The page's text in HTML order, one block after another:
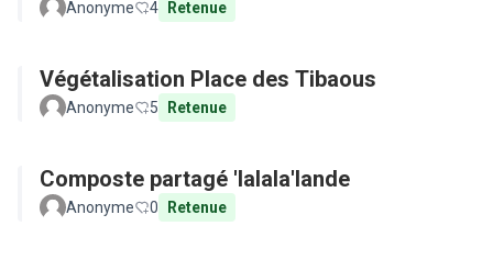
Anonyme 4 Retenue
Végétalisation Place des Tibaous
Anonyme 5 Retenue
Composte partagé 'lalala'lande
Anonyme 0 Retenue